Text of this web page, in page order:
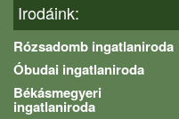
Irodáink:
Rózsadomb ingatlaniroda
Óbudai ingatlaniroda
Békásmegyeri
ingatlaniroda